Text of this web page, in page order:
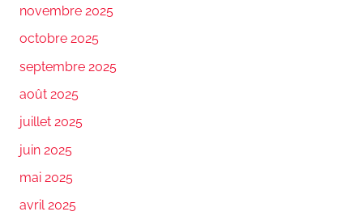
novembre 2025
octobre 2025
septembre 2025
août 2025
juillet 2025
juin 2025
mai 2025
avril 2025